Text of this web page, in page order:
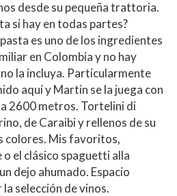
desde su pequeña trattoria.
si hay en todas partes?
es uno de los ingredientes
en Colombia y no hay
la incluya. Particularmente
aquí y Martin se la juega con
a 2600 metros. Tortelini di
de Caraibi y rellenos de su
colores. Mis favoritos,
o el clásico spaguetti alla
dejo ahumado. Espacio
selección de vinos.